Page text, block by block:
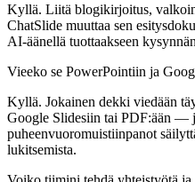
Kyllä. Liitä blogikirjoitus,
ChatSlide muuttaa sen
AI-äänellä tuottaakseen
Vieeko se PowerPointiin ja
Kyllä. Jokainen dekki viedään
Google Slidesiin tai PDF:ään —
puheenvuoromuistiinpanot
lukitsemista.